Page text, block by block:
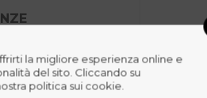
a contatto con
mucose. In caso
la migliore esperienza online e
del sito. Cliccando su
politica sui cookie.